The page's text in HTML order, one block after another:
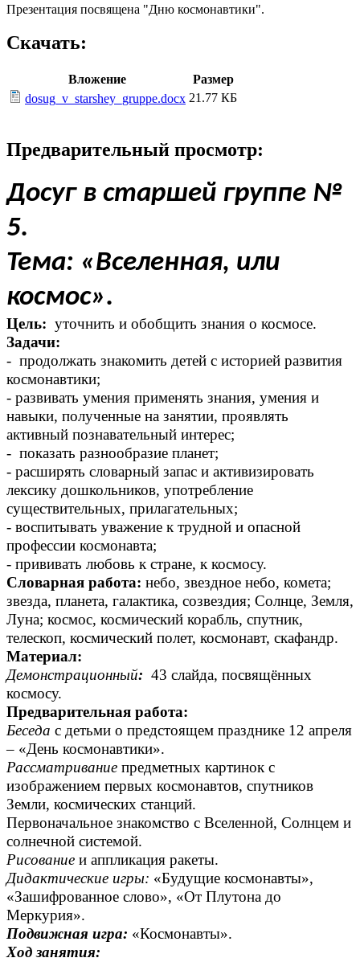
Презентация посвящена "Дню космонавтики".
Скачать:
Вложение
Размер
dosug_v_starshey_gruppe.docx 21.77 КБ
Предварительный просмотр:
Досуг в старшей группе №
5.
Тема: «Вселенная, или
космос».
Цель: уточнить и обобщить знания о космосе.
Задачи:
- продолжать знакомить детей с историей развития
космонавтики;
- развивать умения применять знания, умения и
навыки, полученные на занятии, проявлять
активный познавательный интерес;
- показать разнообразие планет;
- расширять словарный запас и активизировать
лексику дошкольников, употребление
существительных, прилагательных;
- воспитывать уважение к трудной и опасной
профессии космонавта;
- прививать любовь к стране, к космосу.
Словарная работа: небо, звездное небо, комета;
звезда, планета, галактика, созвездия; Солнце, Земля,
Луна; космос, космический корабль, спутник,
телескоп, космический полет, космонавт, скафандр.
Материал:
Демонстрационный: 43 слайда, посвящённых
космосу.
Предварительная работа:
Беседа с детьми о предстоящем празднике 12 апреля
– «День космонавтики».
Рассматривание предметных картинок с
изображением первых космонавтов, спутников
Земли, космических станций.
Первоначальное знакомство с Вселенной, Солнцем и
солнечной системой.
Рисование и аппликация ракеты.
Дидактические игры: «Будущие космонавты»,
«Зашифрованное слово», «От Плутона до
Меркурия».
Подвижная игра: «Космонавты».
Ход занятия: